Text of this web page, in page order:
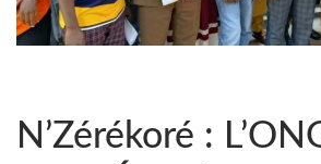
N’Zérékoré :